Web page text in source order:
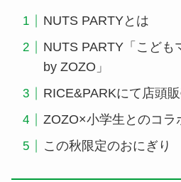
NUTS PARTYとは
NUTS PARTY「こども
by ZOZO」
RICE&PARKにて店頭
ZOZO×小学生とのコラ
この秋限定のおにぎり